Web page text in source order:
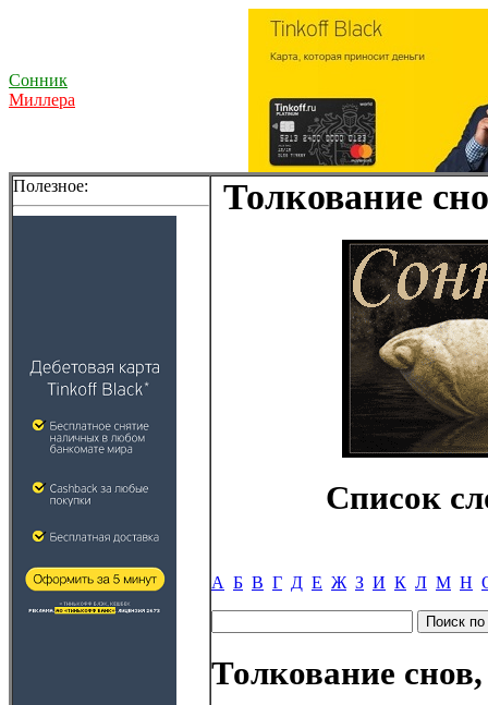
Сонник
Миллера
Полезное: Толкование
Список
А Б В Г Д Е Ж З И К Л М Н
Толкование